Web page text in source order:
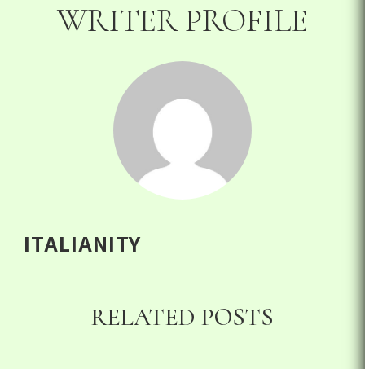
WRITER PROFILE
ITALIANITY
RELATED POSTS